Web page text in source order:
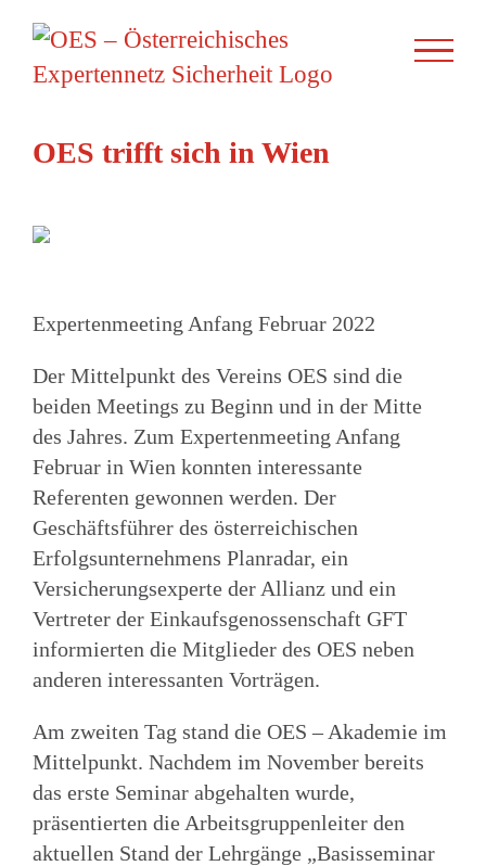
Zum
Inhalt
springen
OES trifft sich in Wien
Expertenmeeting Anfang Februar 2022
Der Mittelpunkt des Vereins OES sind die
beiden Meetings zu Beginn und in der Mitte
des Jahres. Zum Expertenmeeting Anfang
Februar in Wien konnten interessante
Referenten gewonnen werden. Der
Geschäftsführer des österreichischen
Erfolgsunternehmens Planradar, ein
Versicherungsexperte der Allianz und ein
Vertreter der Einkaufsgenossenschaft GFT
informierten die Mitglieder des OES neben
anderen interessanten Vorträgen.
Am zweiten Tag stand die OES – Akademie im
Mittelpunkt. Nachdem im November bereits
das erste Seminar abgehalten wurde,
präsentierten die Arbeitsgruppenleiter den
aktuellen Stand der Lehrgänge „Basisseminar